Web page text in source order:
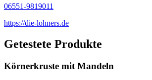
06551-9819011
https://die-lohners.de
Getestete Produkte
Körnerkruste mit Mandeln